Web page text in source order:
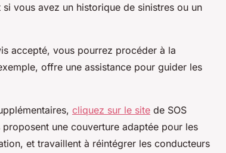
vous avez un historique de sinistres ou un
accepté, vous pourrez procéder à la
offre une assistance pour guider les
cliquez sur le site de SOS
une couverture adaptée pour les
et travaillent à réintégrer les conducteurs